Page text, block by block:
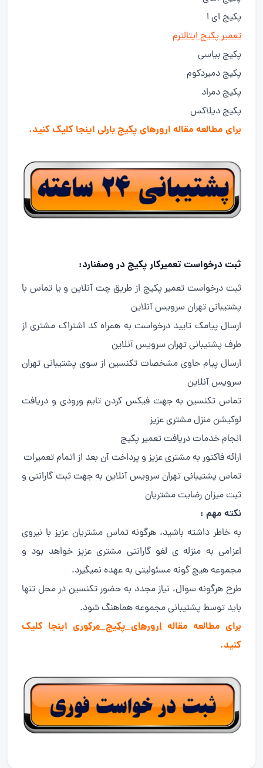
پکیج ای ا
تعمیر پکیج ایتالترم
پکیج بیاسی
پکیج دمیردکوم
پکیج دمراد
پکیج دیلاکس
برای مطالعه مقالهارورهای پکیج بارلی اینجا کلیک کنید.
ثبت درخواست تعمیرکار پکیج در وصفنارد:
ثبت درخواست تعمیر پکیج از طریق چت آنلاین و یا تماس با
پشتیبانی تهران سرویس آنلاین
ارسال پیامک تایید درخواست به همراه کد اشتراک مشتری از
طرف پشتیبانی تهران سرویس آنلاین
ارسال پیام حاوی مشخصات تکنسین از سوی پشتیبانی تهران
سرویس آنلاین
تماس تکنسین به جهت فیکس کردن تایم ورودی و دریافت
لوکیشن منزل مشتری عزیز
انجام خدمات دریافت تعمیر پکیج
ارائه فاکتور به مشتری عزیز و پرداخت آن بعد از اتمام تعمیرات
تماس پشتیبانی تهران سرویس آنلاین به جهت ثبت گارانتی و
ثبت میزان رضایت مشتریان
نکته مهم :
به خاطر داشته باشید، هرگونه تماس مشتریان عزیز با نیروی
اعزامی به منزله ی لغو گارانتی مشتری عزیز خواهد بود و
مجموعه هیچ گونه مسئولیتی به عهده نمیگیرد.
طرح هرگونه سوال، نیاز مجدد به حضور تکنسین در محل تنها
باید توسط پشتیبانی مجموعه هماهنگ شود.
برای مطالعه مقاله ارورهای پکیج مرکوری اینجا کلیک
کنید.